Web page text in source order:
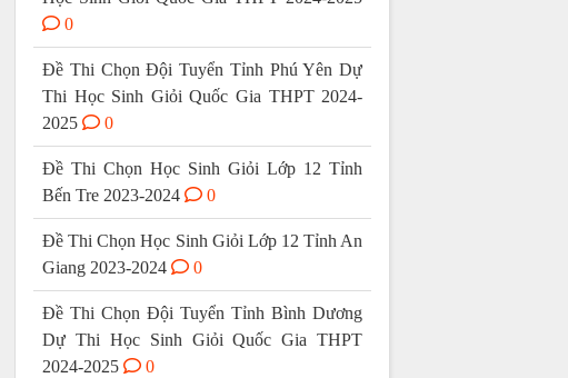
0
Đề Thi Chọn Đội Tuyển Tỉnh Phú Yên Dự
Thi Học Sinh Giỏi Quốc Gia THPT 2024-
2025
0
Đề Thi Chọn Học Sinh Giỏi Lớp 12 Tỉnh
Bến Tre 2023-2024
0
Đề Thi Chọn Học Sinh Giỏi Lớp 12 Tỉnh An
Giang 2023-2024
0
Đề Thi Chọn Đội Tuyển Tỉnh Bình Dương
Dự Thi Học Sinh Giỏi Quốc Gia THPT
2024-2025
0